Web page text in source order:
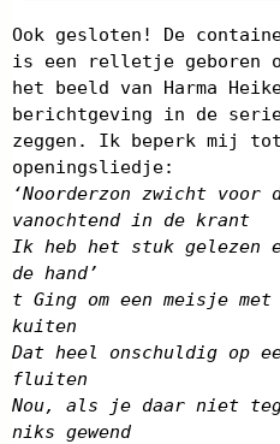
Ook gesloten! De
is een relletje geboren
het beeld van Harma
berichtgeving in de
zeggen. Ik beperk mij
openingsliedje:
‘Noorderzon zwicht voor
vanochtend in de krant
Ik heb het stuk gelezen
de hand’
t Ging om een meisje
kuiten
Dat heel onschuldig op
fluiten
Nou, als je daar niet
niks gewend